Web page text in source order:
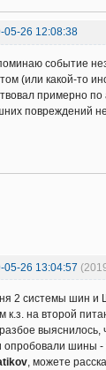
05-26 12:08:38
событие
(или какой-то
примерно
повреждений не
05-26 13:04:57
2 системы шин и
к.з. на второй
выяснилось,
шины -
, можете